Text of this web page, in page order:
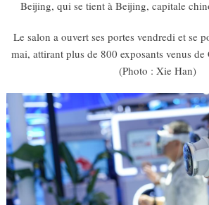
Beijing, qui se tient à Beijing, capitale
Le salon a ouvert ses portes vendredi et se
mai, attirant plus de 800 exposants venus
(Photo : Xie Han)